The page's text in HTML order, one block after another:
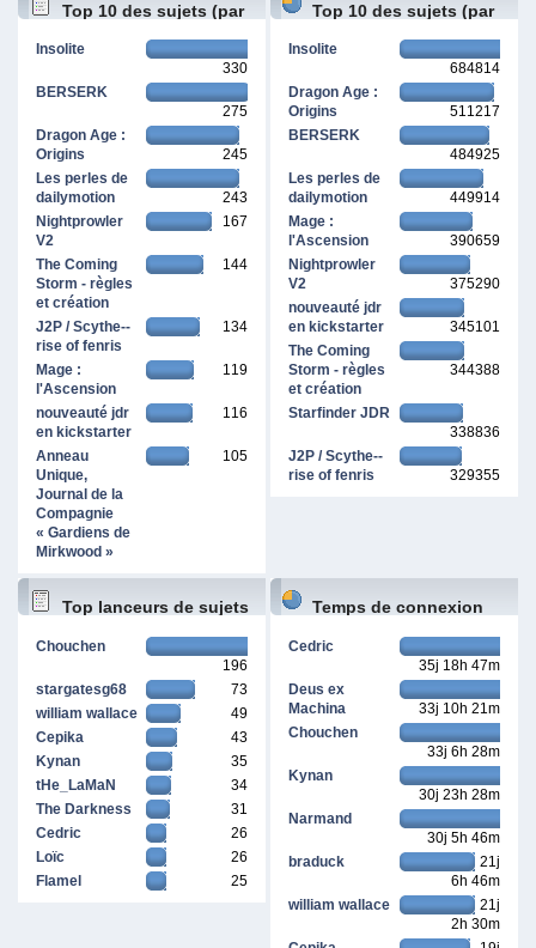
Top 10 des sujets (par
Insolite
330
BERSERK
275
Dragon Age :
Origins
245
Les perles de
dailymotion
243
Nightprowler
V2
167
The Coming
Storm - règles
et création
144
J2P / Scythe--
rise of fenris
134
Mage :
l'Ascension
119
nouveauté jdr
en kickstarter
116
Anneau
Unique,
Journal de la
Compagnie
« Gardiens de
Mirkwood »
105
Top 10 des sujets (par
Insolite
684814
Dragon Age :
Origins
511217
BERSERK
484925
Les perles de
dailymotion
449914
Mage :
l'Ascension
390659
Nightprowler
V2
375290
nouveauté jdr
en kickstarter
345101
The Coming
Storm - règles
et création
344388
Starfinder JDR
338836
J2P / Scythe--
rise of fenris
329355
Top lanceurs de sujets
Chouchen
196
stargatesg68
73
william wallace
49
Cepika
43
Kynan
35
tHe_LaMaN
34
The Darkness
31
Cedric
26
Loïc
26
Flamel
25
Temps de connexion
Cedric
35j 18h 47m
Deus ex
Machina
33j 10h 21m
Chouchen
33j 6h 28m
Kynan
30j 23h 28m
Narmand
30j 5h 46m
braduck
21j
6h 46m
william wallace
21j
2h 30m